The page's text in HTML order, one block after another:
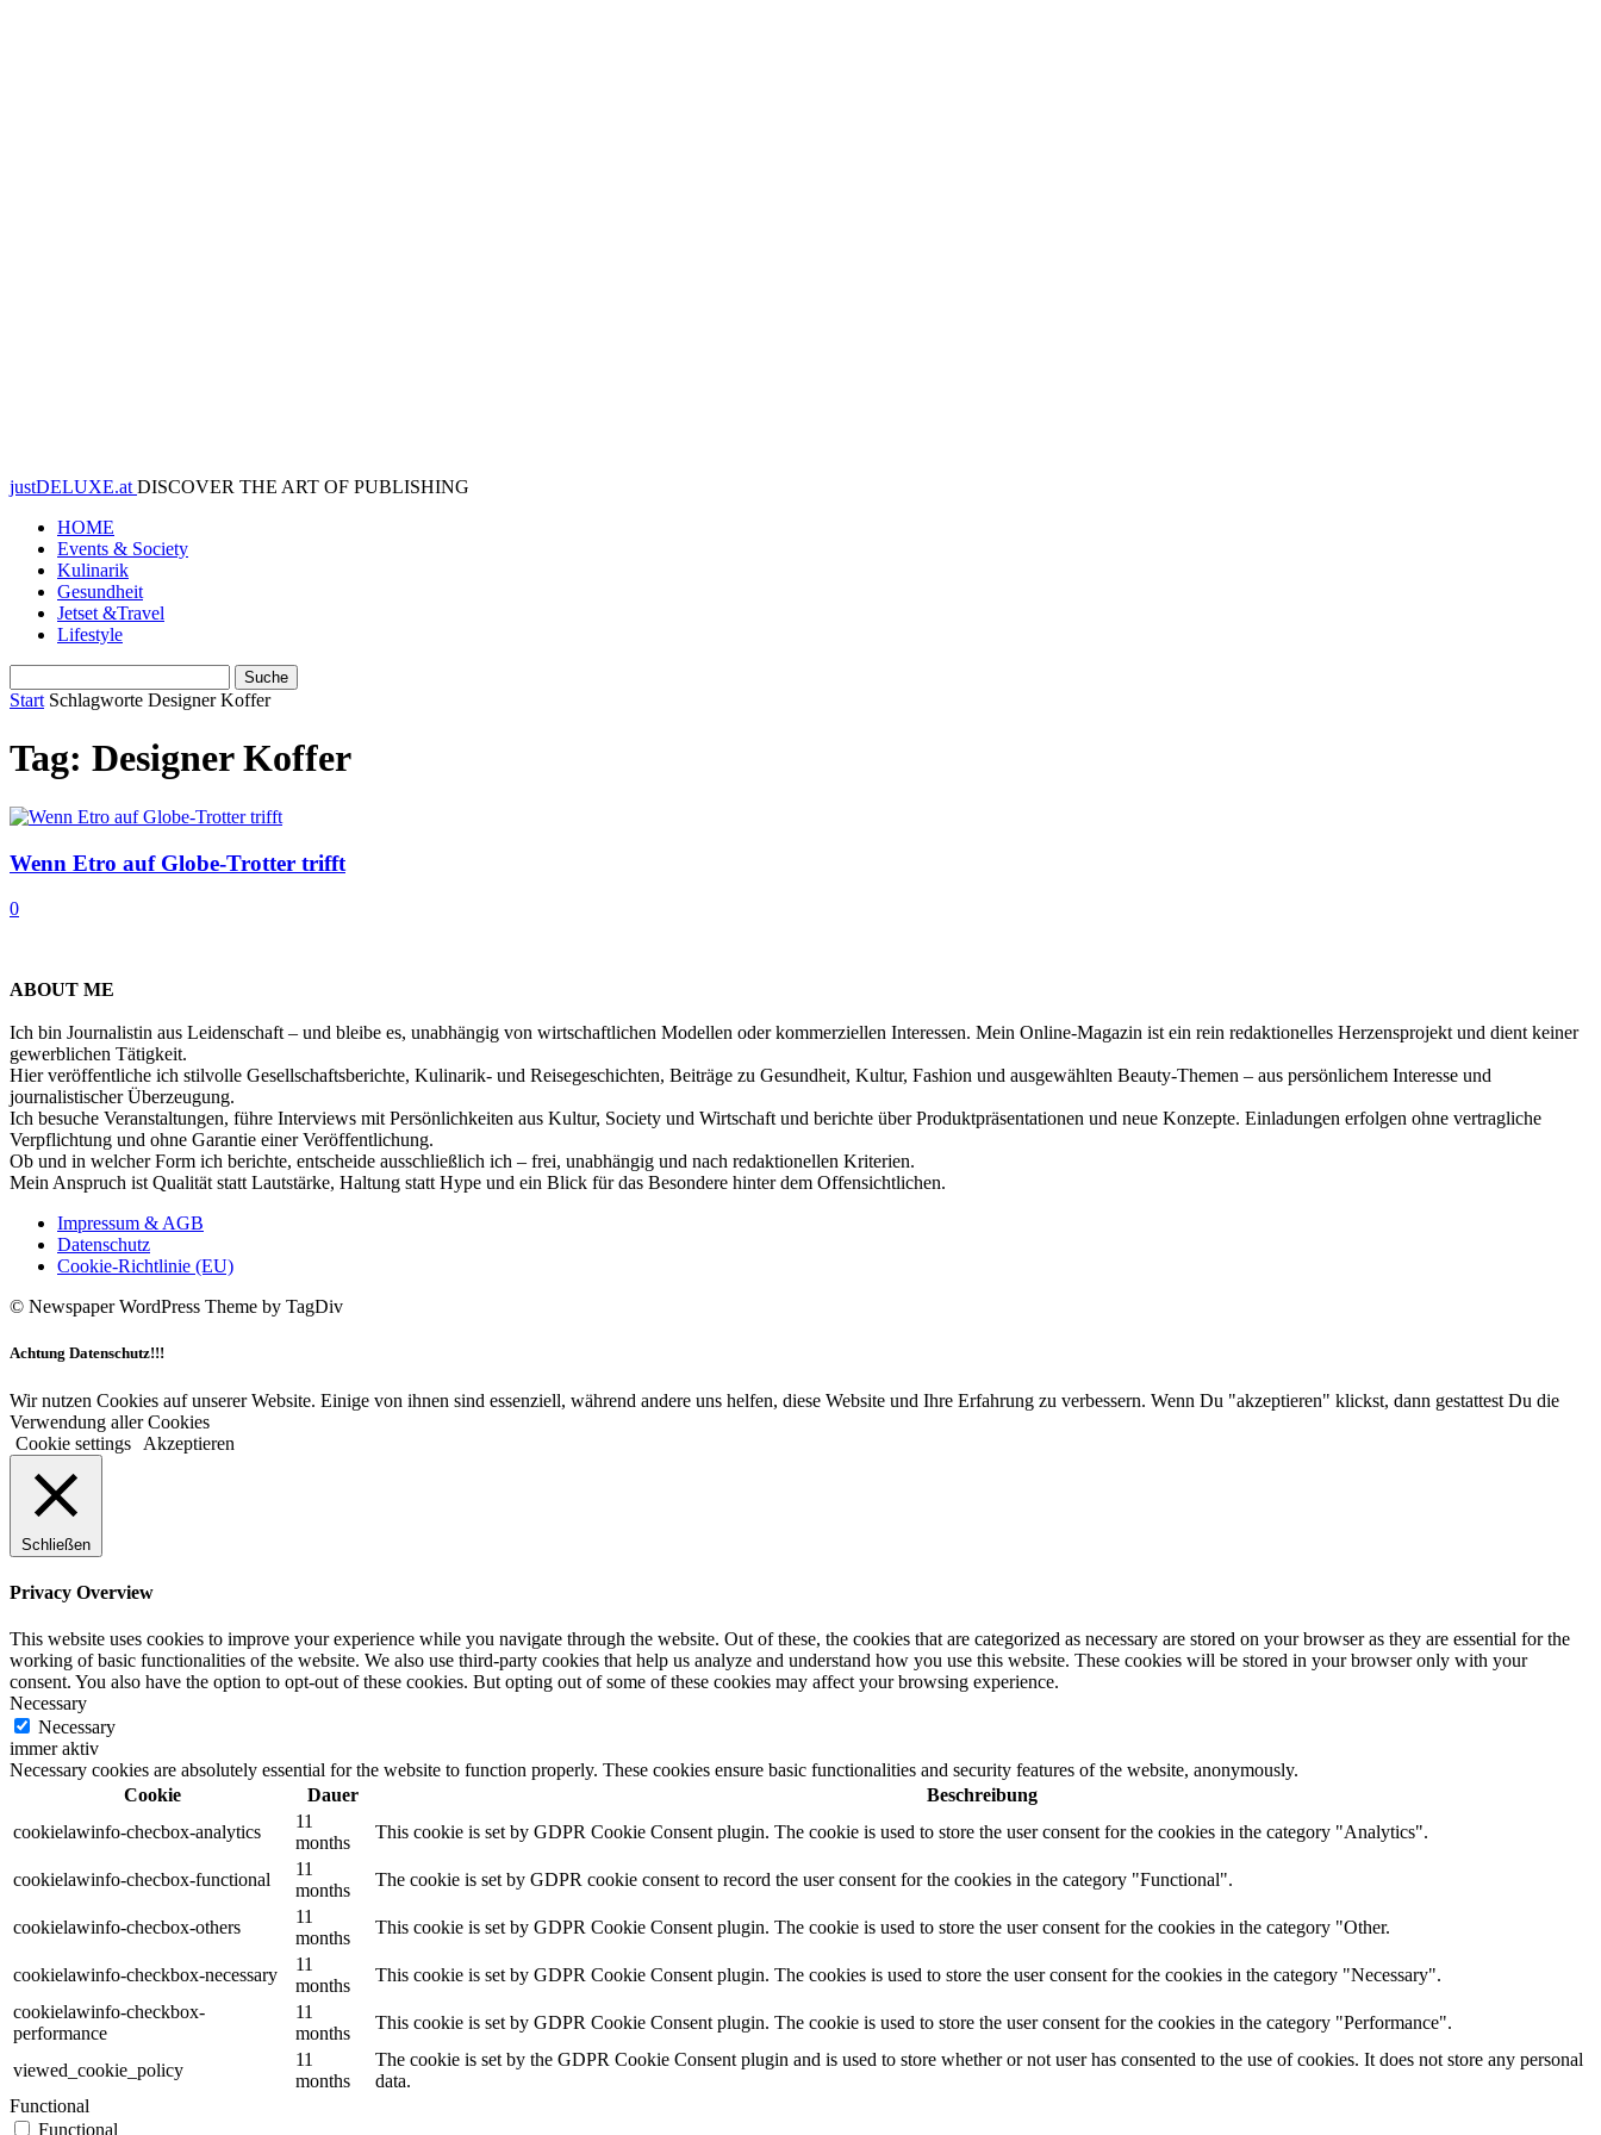
justDELUXE.at DISCOVER THE ART OF PUBLISHING
HOME
Events & Society
Kulinarik
Gesundheit
Jetset &Travel
Lifestyle
Start Schlagworte Designer Koffer
Tag: Designer Koffer
Wenn Etro auf Globe-Trotter trifft
0
ABOUT ME
Ich bin Journalistin aus Leidenschaft – und bleibe es, unabhängig von wirtschaftlichen Modellen oder kommerziellen Interessen. Mein Online-Magazin ist ein rein redaktionelles Herzensprojekt und dient keiner
gewerblichen Tätigkeit.
Hier veröffentliche ich stilvolle Gesellschaftsberichte, Kulinarik- und Reisegeschichten, Beiträge zu Gesundheit, Kultur, Fashion und ausgewählten Beauty-Themen – aus persönlichem Interesse und
journalistischer Überzeugung.
Ich besuche Veranstaltungen, führe Interviews mit Persönlichkeiten aus Kultur, Society und Wirtschaft und berichte über Produktpräsentationen und neue Konzepte. Einladungen erfolgen ohne vertragliche
Verpflichtung und ohne Garantie einer Veröffentlichung.
Ob und in welcher Form ich berichte, entscheide ausschließlich ich – frei, unabhängig und nach redaktionellen Kriterien.
Mein Anspruch ist Qualität statt Lautstärke, Haltung statt Hype und ein Blick für das Besondere hinter dem Offensichtlichen.
Impressum & AGB
Datenschutz
Cookie-Richtlinie (EU)
© Newspaper WordPress Theme by TagDiv
Achtung Datenschutz!!!
Wir nutzen Cookies auf unserer Website. Einige von ihnen sind essenziell, während andere uns helfen, diese Website und Ihre Erfahrung zu verbessern. Wenn Du "akzeptieren" klickst, dann gestattest Du die
Verwendung aller Cookies
Cookie settings
Akzeptieren
Schließen
Privacy Overview
This website uses cookies to improve your experience while you navigate through the website. Out of these, the cookies that are categorized as necessary are stored on your browser as they are essential for the
working of basic functionalities of the website. We also use third-party cookies that help us analyze and understand how you use this website. These cookies will be stored in your browser only with your
consent. You also have the option to opt-out of these cookies. But opting out of some of these cookies may affect your browsing experience.
Necessary
Necessary
immer aktiv
Necessary cookies are absolutely essential for the website to function properly. These cookies ensure basic functionalities and security features of the website, anonymously.
Cookie
Dauer
Beschreibung
cookielawinfo-checbox-analytics
11
months
This cookie is set by GDPR Cookie Consent plugin. The cookie is used to store the user consent for the cookies in the category "Analytics".
cookielawinfo-checbox-functional
11
months
The cookie is set by GDPR cookie consent to record the user consent for the cookies in the category "Functional".
cookielawinfo-checbox-others
11
months
This cookie is set by GDPR Cookie Consent plugin. The cookie is used to store the user consent for the cookies in the category "Other.
cookielawinfo-checkbox-necessary
11
months
This cookie is set by GDPR Cookie Consent plugin. The cookies is used to store the user consent for the cookies in the category "Necessary".
cookielawinfo-checkbox-
performance
11
months
This cookie is set by GDPR Cookie Consent plugin. The cookie is used to store the user consent for the cookies in the category "Performance".
viewed_cookie_policy
11
months
The cookie is set by the GDPR Cookie Consent plugin and is used to store whether or not user has consented to the use of cookies. It does not store any personal
data.
Functional
Functional